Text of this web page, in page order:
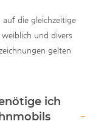
auf die gleichzeitige
und divers
gelten
ich